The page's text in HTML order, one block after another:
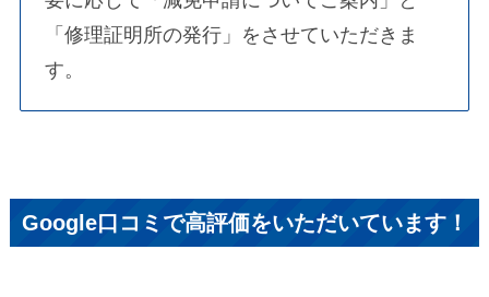
「修理証明所の発行」をさせていただきま
す。
Google口コミで高評価をいただいています！